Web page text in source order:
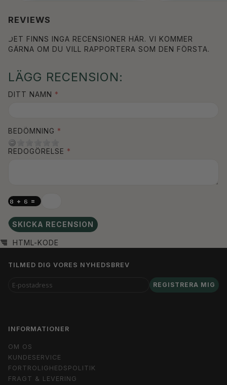
REVIEWS
DET FINNS INGA RECENSIONER HÄR. VI KOMMER
GÄRNA OM DU VILL RAPPORTERA SOM DEN FÖRSTA.
LÄGG RECENSION:
DITT NAMN
BEDÖMNING
REDOGÖRELSE
SKICKA RECENSION
HTML-KODE
TILMED DIG VORES NYHEDSBREV
E-
POSTADRESS
REGISTRERA MIG
INFORMATIONER
OM OS
KUNDESERVICE
FORTROLIGHEDSPOLITIK
FRAGT & LEVERING